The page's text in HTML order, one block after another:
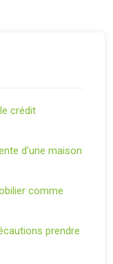
crédit
d’une maison
comme
prendre